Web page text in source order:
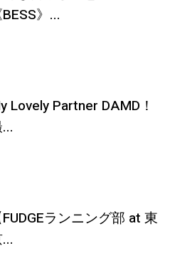
BESS》...
Lovely Partner DAMD！
FUDGEランニング部 at 東